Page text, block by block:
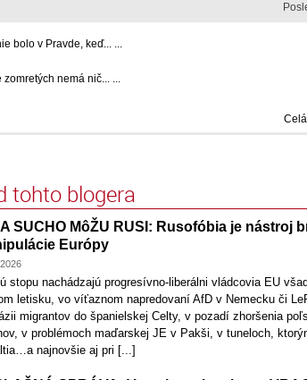
bolo v Pravde, keď... ...
nemá nič... ...
tohto blogera
SUCHO MôŽU RUSI: Rusofóbia je nástroj
Európy
stopu nachádzajú progresívno-liberálni vládcovia EU
letisku, vo víťaznom napredovaní AfD v Nemecku či
migrantov do španielskej Celty, v pozadí zhoršenia
v problémoch maďarskej JE v Pakši, v tuneloch,
najnovšie aj pri [...]